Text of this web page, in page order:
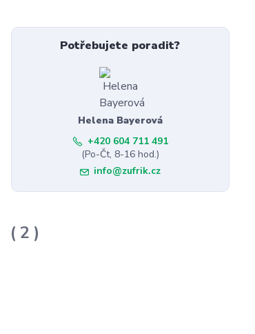
Potřebujete poradit?
Helena Bayerová
+420 604 711 491
(Po-Čt, 8-16 hod.)
info@zufrik.cz
2